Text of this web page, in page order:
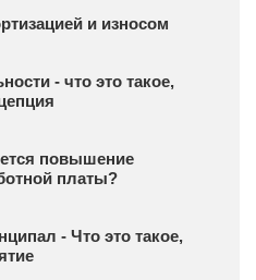
и износом
- что это такое,
повышение
платы?
- Что это такое,